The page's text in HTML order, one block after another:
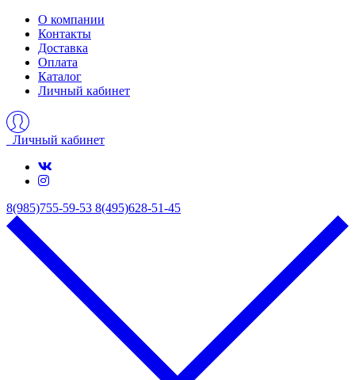
О компании
Контакты
Доставка
Оплата
Каталог
Личный кабинет
Личный кабинет
8(985)755-59-53 8(495)628-51-45